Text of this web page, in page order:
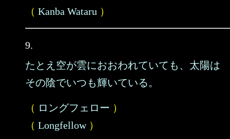
（ Kanba Wataru ）
9.
たとえ空が雲におおわれていても、太陽は
その陰でいつも輝いている。
（ ロングフェロー ）
（ Longfellow）